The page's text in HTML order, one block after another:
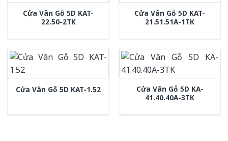
Cửa Vân Gỗ 5D KAT-
22.50-2TK
Cửa Vân Gỗ 5D KAT-
21.51.51A-1TK
Cửa Vân Gỗ 5D KAT-1.52
Cửa Vân Gỗ 5D KA-
41.40.40A-3TK